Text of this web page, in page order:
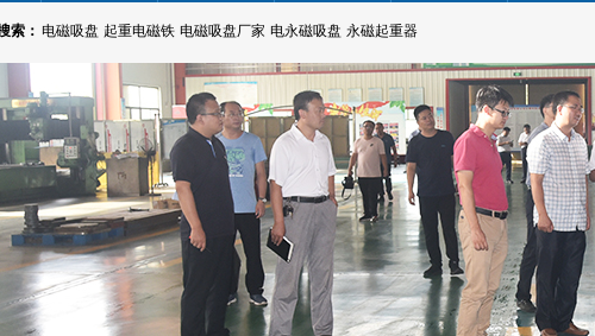
索： 电磁吸盘 起重电磁铁 电磁吸盘厂家 电永磁吸盘 永磁起重器